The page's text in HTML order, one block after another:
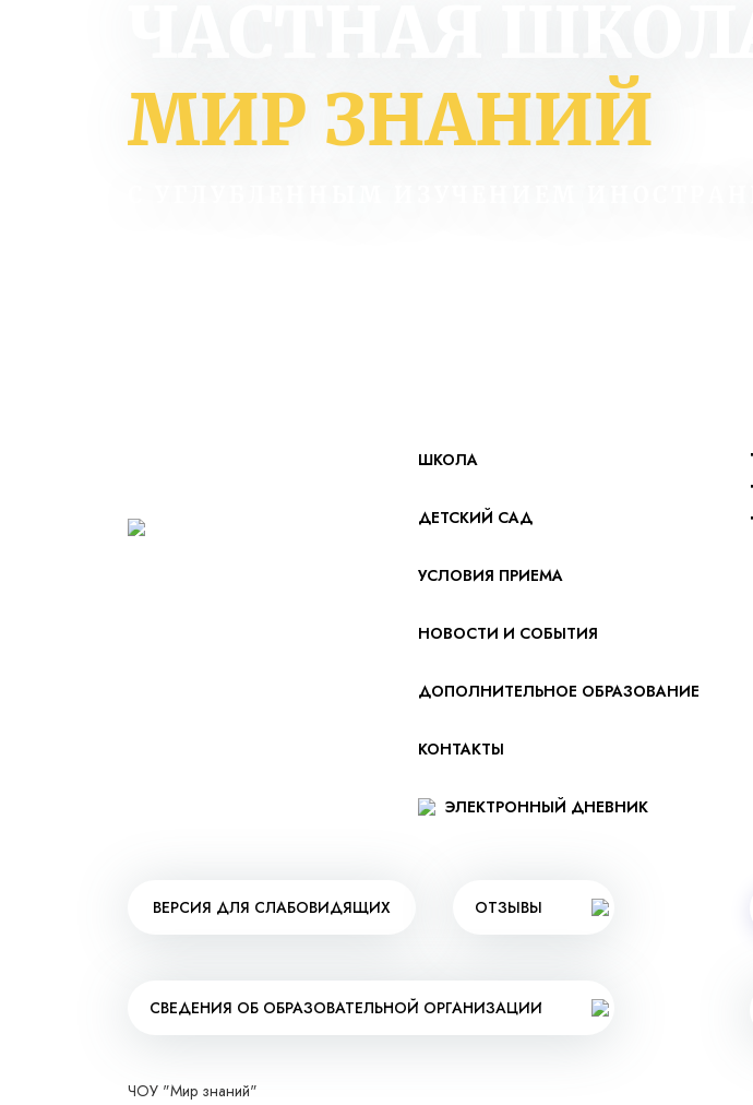
МИР ЗНАНИЙ
ШКОЛА
ДЕТСКИЙ САД
УСЛОВИЯ ПРИЕМА
НОВОСТИ И СОБЫТИЯ
ДОПОЛНИТЕЛЬНОЕ ОБРАЗОВАНИЕ
КОНТАКТЫ
ЭЛЕКТРОННЫЙ ДНЕВНИК
ВЕРСИЯ ДЛЯ СЛАБОВИДЯЩИХ ОТЗЫВЫ
СВЕДЕНИЯ ОБ ОБРАЗОВАТЕЛЬНОЙ ОРГАНИЗАЦИИ
ЧОУ "Мир знаний"